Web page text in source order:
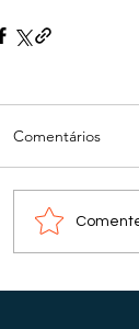
Comentários